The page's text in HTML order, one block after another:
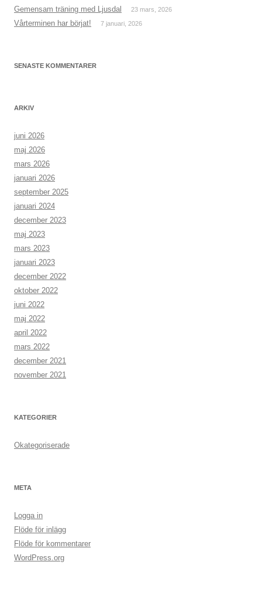
Gemensam träning med Ljusdal 23 mars, 2026
Vårterminen har börjat! 7 januari, 2026
SENASTE KOMMENTARER
ARKIV
juni 2026
maj 2026
mars 2026
januari 2026
september 2025
januari 2024
december 2023
maj 2023
mars 2023
januari 2023
december 2022
oktober 2022
juni 2022
maj 2022
april 2022
mars 2022
december 2021
november 2021
KATEGORIER
Okategoriserade
META
Logga in
Flöde för inlägg
Flöde för kommentarer
WordPress.org